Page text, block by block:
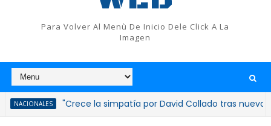
Para Volver Al Menù De Inicio Dele Click A La
Imagen
"Crece la simpatía por David Collado tras nuevas